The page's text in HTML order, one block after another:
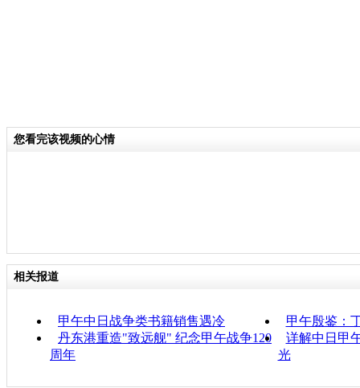
您看完该视频的心情
相关报道
甲午中日战争类书籍销售遇冷
甲午殷鉴：
丹东港重造"致远舰" 纪念甲午战争120
周年
详解中日甲
光